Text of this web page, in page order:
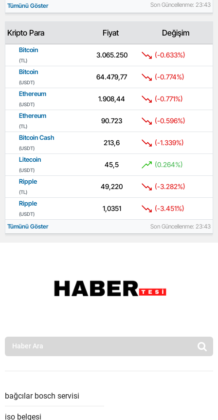
Tümünü Göster Son Güncellenme: 23:43
Kripto Para Fiyat Değişim
Bitcoin
(TL)
3.065.250 (-0.633%)
Bitcoin
(USDT)
64.479,77 (-0.774%)
Ethereum
(USDT)
1.908,44 (-0.771%)
Ethereum
(TL)
90.723 (-0.596%)
Bitcoin Cash
(USDT)
213,6 (-1.339%)
Litecoin
(USDT)
45,5 (0.264%)
Ripple
(TL)
49,220 (-3.282%)
Ripple
(USDT)
1,0351 (-3.451%)
Tümünü Göster Son Güncellenme: 23:43
bağcılar bosch servisi
iso belgesi